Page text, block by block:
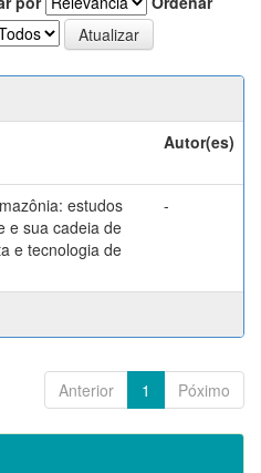
Autor(es)
estudos
e sua cadeia de
e tecnologia de
-
Anterior 1 Póximo